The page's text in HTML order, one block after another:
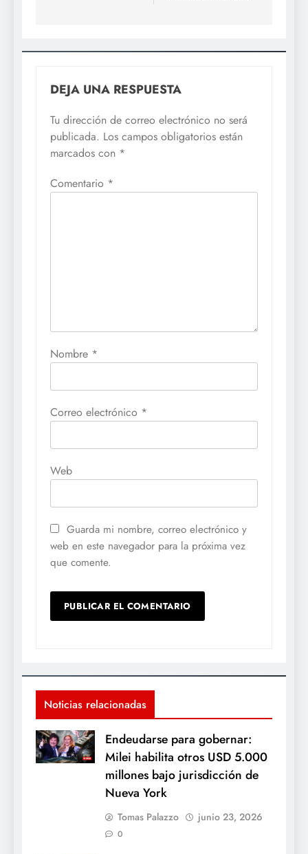
DEJA UNA RESPUESTA
Tu dirección de correo electrónico no será
publicada. Los campos obligatorios están
marcados con *
Comentario *
Nombre *
Correo electrónico *
Web
Guarda mi nombre, correo electrónico y
web en este navegador para la próxima vez
que comente.
Noticias relacionadas
Endeudarse para gobernar:
Milei habilita otros USD 5.000
millones bajo jurisdicción de
Nueva York
Tomas Palazzo junio 23, 2026
0